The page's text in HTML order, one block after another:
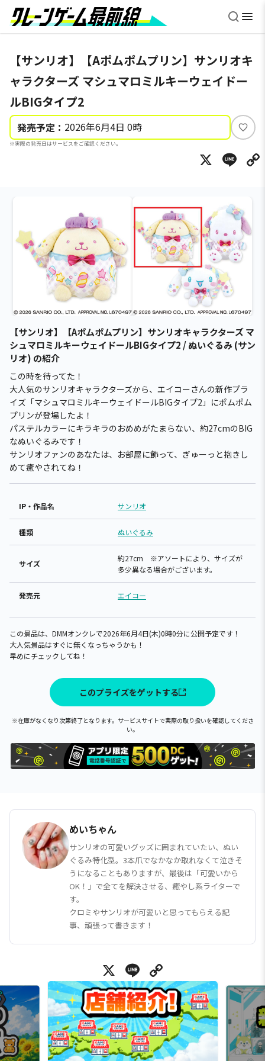
【サンリオ】【Aポムポムプリン】サンリオキ
ャラクターズ マシュマロミルキーウェイドー
ルBIGタイプ2
発売予定： 2026年6月4日 0時
※実際の発売日はサービスをご確認ください。
い
ね
X
【サンリオ】【Aポムポムプリン】サンリオキャラクターズ マ
シュマロミルキーウェイドールBIGタイプ2 / ぬいぐるみ (サン
リオ) の紹介
この時を待ってた！
大人気のサンリオキャラクターズから、エイコーさんの新作プラ
イズ「マシュマロミルキーウェイドールBIGタイプ2」にポムポム
プリンが登場したよ！
パステルカラーにキラキラのおめめがたまらない、約27cmのBIG
なぬいぐるみです！
サンリオファンのあなたは、お部屋に飾って、ぎゅーっと抱きし
めて癒やされてね！
IP・作品名 サンリオ
種類 ぬいぐるみ
サイズ
約27cm ※アソートにより、サイズが
多少異なる場合がございます。
発売元 エイコー
この景品は、DMMオンクレで2026年6月4日(木)0時0分に公開予定です！
大人気景品はすぐに無くなっちゃうかも！
早めにチェックしてね！
このプライズをゲットする
※在庫がなくなり次第終了となります。サービスサイトで実際の取り扱いを確認してくださ
い。
めいちゃん
サンリオの可愛いグッズに囲まれていたい、ぬい
ぐるみ特化型。3本爪でなかなか取れなくて泣きそ
うになることもありますが、最後は「可愛いから
OK！」で全てを解決させる、癒やし系ライターで
す。
クロミやサンリオが可愛いと思ってもらえる記
事、頑張って書きます！
X Line